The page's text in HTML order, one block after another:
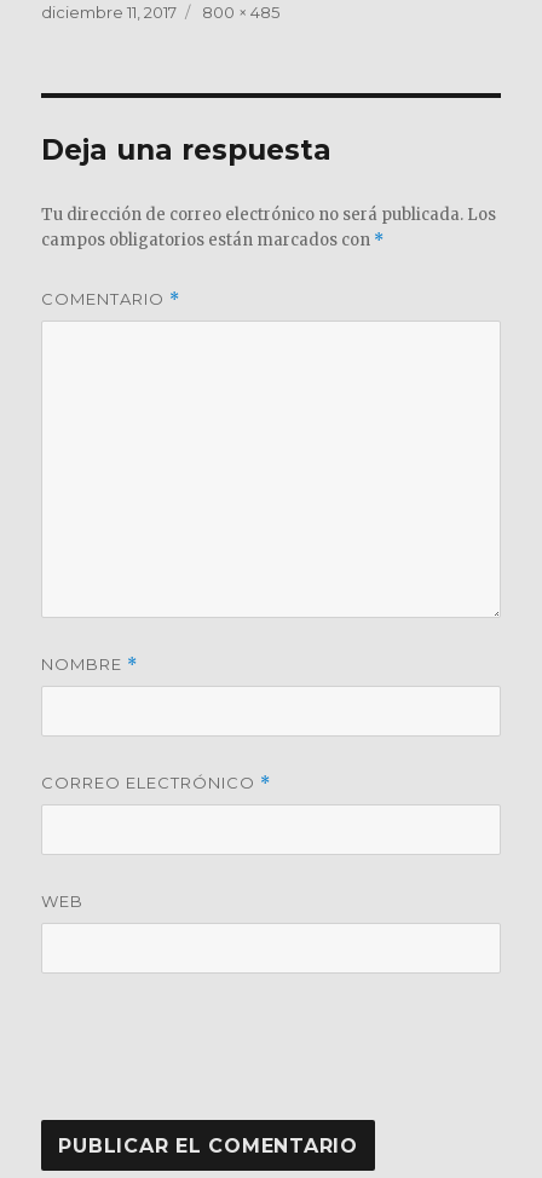
Publicado
diciembre 11, 2017
Tamaño
800 × 485
Deja una respuesta
Tu dirección de correo electrónico no será publicada. Los
campos obligatorios están marcados con *
COMENTARIO *
NOMBRE *
CORREO ELECTRÓNICO *
WEB